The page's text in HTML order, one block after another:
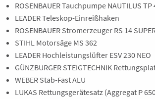
ROSENBAUER Tauchpumpe NAUTILUS TP
LEADER Teleskop-Einreißhaken
ROSENBAUER Stromerzeuger RS 14
STIHL Motorsäge MS 362
LEADER Hochleistungslüfter ESV 230 NEO
GÜNZBURGER STEIGTECHNIK
WEBER Stab-Fast ALU
LUKAS Rettungsgerätesatz (Aggregat P